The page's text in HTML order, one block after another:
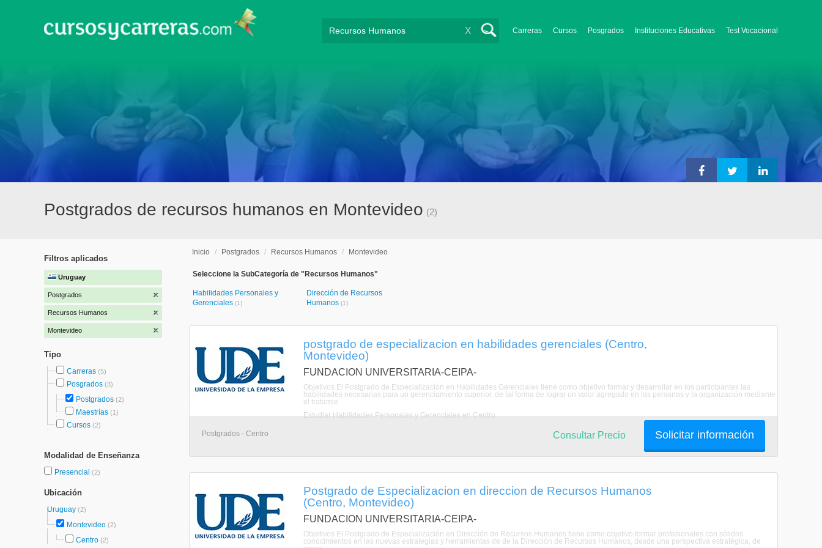
Carreras Cursos Posgrados Instituciones Educativas Test Vocacional
X
Postgrados de recursos humanos en Montevideo (2)
Filtros aplicados
Uruguay
Postgrados
Recursos Humanos
Montevideo
Tipo
Carreras (5)
Posgrados (3)
Postgrados (2)
Maestrías (1)
Cursos (2)
Modalidad de Enseñanza
Presencial (2)
Ubicación
Uruguay (2)
Montevideo (2)
Centro (2)
Inicio / Postgrados / Recursos Humanos / Montevideo
Seleccione la SubCategoría de "Recursos Humanos"
Habilidades Personales y
Gerenciales (1)
Dirección de Recursos
Humanos (1)
postgrado de especializacion en habilidades gerenciales (Centro,
Montevideo)
FUNDACION UNIVERSITARIA-CEIPA-
Objetivos El Postgrado de Especialización en Habilidades Gerenciales tiene como objetivo formar y desarrollar en los participantes las
habilidades necesarias para un gerenciamiento superior, de tal forma de lograr un valor agregado en las personas y la organización mediante
el tratamie ...
Estudiar Habilidades Personales y Gerenciales en Centro
Postgrados - Centro Solicitar información
Consultar Precio
Postgrado de Especializacion en direccion de Recursos Humanos
(Centro, Montevideo)
FUNDACION UNIVERSITARIA-CEIPA-
Objetivos El Postgrado de Especialización en Dirección de Recursos Humanos tiene como objetivo formar profesionales con sólidos
conocimientos en las nuevas estrategias y herramientas de de la Dirección de Recursos Humanos, desde una perspectiva estratégica, de